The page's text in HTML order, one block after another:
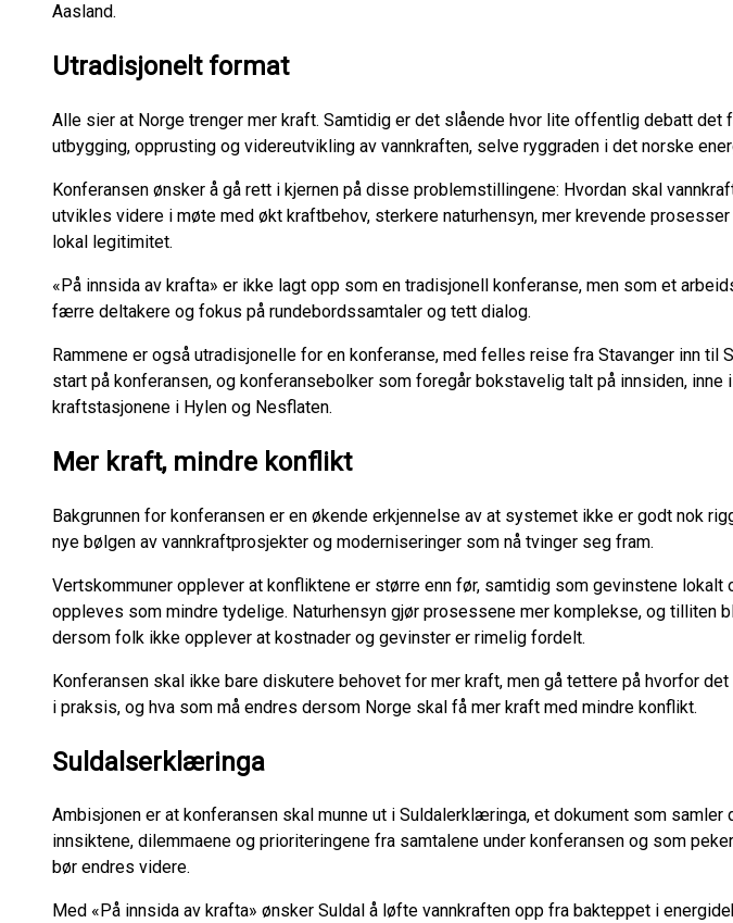
Aasland.
Utradisjonelt format
Alle sier at Norge trenger mer kraft. Samtidig er det slående hvor lite offentlig debatt det
utbygging, opprusting og videreutvikling av vannkraften, selve ryggraden i det norske
Konferansen ønsker å gå rett i kjernen på disse problemstillingene: Hvordan skal
utvikles videre i møte med økt kraftbehov, sterkere naturhensyn, mer krevende
lokal legitimitet.
«På innsida av krafta» er ikke lagt opp som en tradisjonell konferanse, men som et
færre deltakere og fokus på rundebordssamtaler og tett dialog.
Rammene er også utradisjonelle for en konferanse, med felles reise fra Stavanger inn til
start på konferansen, og konferansebolker som foregår bokstavelig talt på innsiden, inne i
kraftstasjonene i Hylen og Nesflaten.
Mer kraft, mindre konflikt
Bakgrunnen for konferansen er en økende erkjennelse av at systemet ikke er godt nok
nye bølgen av vannkraftprosjekter og moderniseringer som nå tvinger seg fram.
Vertskommuner opplever at konfliktene er større enn før, samtidig som gevinstene lokalt
oppleves som mindre tydelige. Naturhensyn gjør prosessene mer komplekse, og tilliten
dersom folk ikke opplever at kostnader og gevinster er rimelig fordelt.
Konferansen skal ikke bare diskutere behovet for mer kraft, men gå tettere på hvorfor
i praksis, og hva som må endres dersom Norge skal få mer kraft med mindre konflikt.
Suldalserklæringa
Ambisjonen er at konferansen skal munne ut i Suldalerklæringa, et dokument som samler
innsiktene, dilemmaene og prioriteringene fra samtalene under konferansen og som
bør endres videre.
Med «På innsida av krafta» ønsker Suldal å løfte vannkraften opp fra bakteppet i